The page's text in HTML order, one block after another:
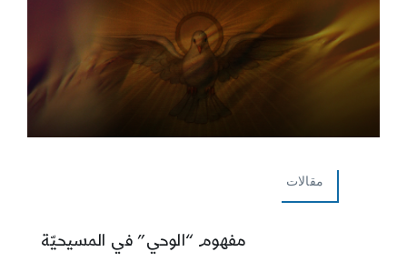
مقالات
مفهوم “الوحي” في المسيحيّة